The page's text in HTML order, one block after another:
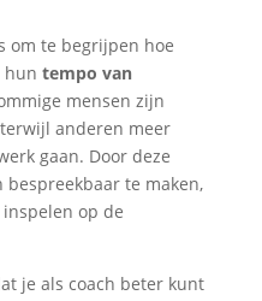
om te begrijpen hoe
hun tempo van
mensen zijn
anderen meer
gaan. Door deze
te maken,
op de
je als coach beter kunt